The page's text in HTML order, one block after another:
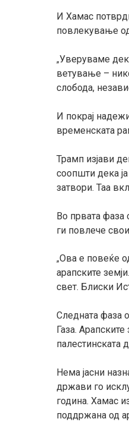
И Хамас
повлекување
„Уверуваме
ветување –
слобода,
И покрај
временската
Трамп изјави
соопшти дека
затвори. Таа
Во првата фаза
ги повлече
„Ова е повеќе
арапските
свет. Блиски
Следната фаза
Газа.
палестинската
Нема јасни
држави го
година. Хамас
поддржана од